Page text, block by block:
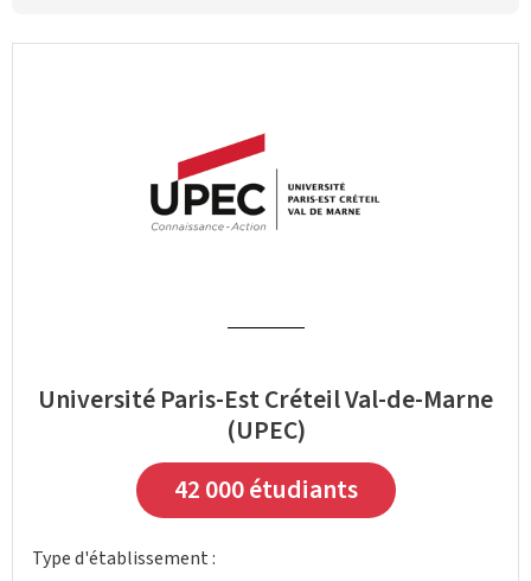
Université Paris-Est Créteil Val-de-Marne
(UPEC)
42 000 étudiants
Type d'établissement :